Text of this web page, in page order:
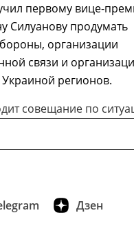
первому вице-
Силуанову продумать
организации
связи и
регионов.
совещание по
Дзен